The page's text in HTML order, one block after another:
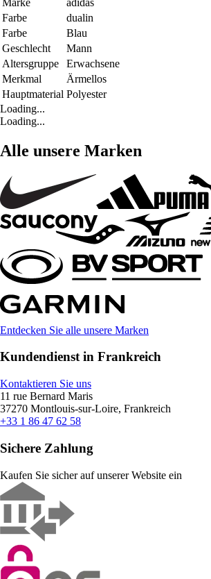
Farbe
dualin
Farbe
Blau
Geschlecht
Mann
Altersgruppe
Erwachsene
Merkmal
Ärmellos
Hauptmaterial Polyester
Loading...
Loading...
Alle unsere Marken
Entdecken Sie alle unsere Marken
Kundendienst in Frankreich
Kontaktieren Sie uns
11 rue Bernard Maris
37270 Montlouis-sur-Loire, Frankreich
+33 1 86 47 62 58
Sichere Zahlung
Kaufen Sie sicher auf unserer Website ein